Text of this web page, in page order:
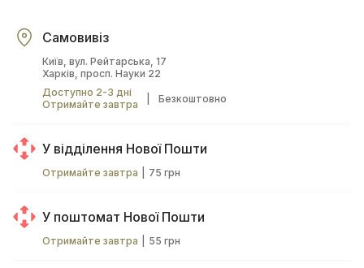
Самовивіз
Київ, вул. Рейтарська, 17
Харків, просп. Науки 22
Доступно 2-3 дні
Отримайте завтра
Безкоштовно
У відділення Нової Пошти
Отримайте завтра 75 грн
У поштомат Нової Пошти
Отримайте завтра 55 грн